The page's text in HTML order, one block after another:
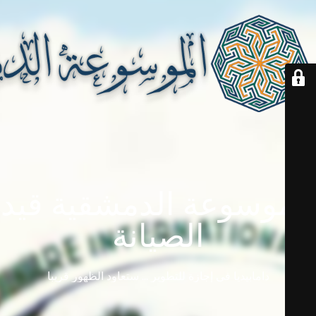
الصيانة
دامابيديا في إجازة للتطوير ... ستعاود الظهور قريباً